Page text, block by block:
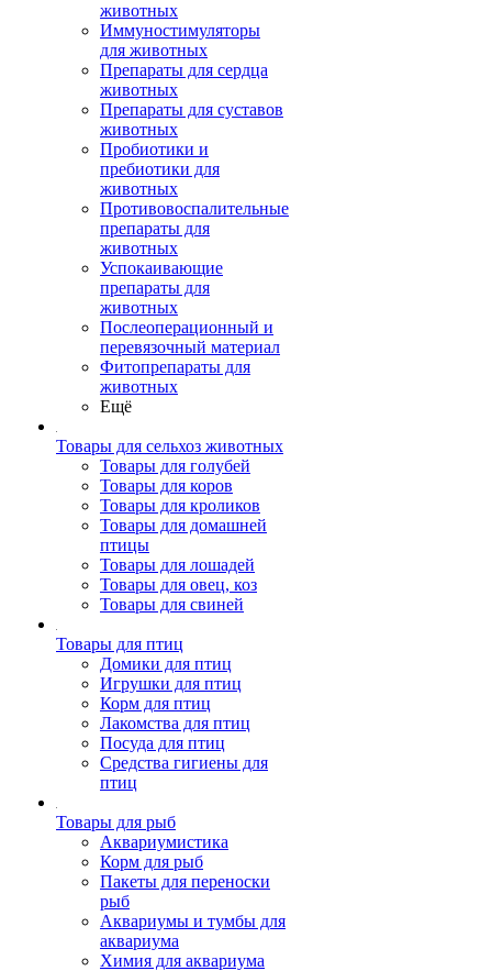
животных
Иммуностимуляторы
для животных
Препараты для сердца
животных
Препараты для суставов
животных
Пробиотики и
пребиотики для
животных
Противовоспалительные
препараты для
животных
Успокаивающие
препараты для
животных
Послеоперационный и
перевязочный материал
Фитопрепараты для
животных
Ещё
Товары для сельхоз животных
Товары для голубей
Товары для коров
Товары для кроликов
Товары для домашней
птицы
Товары для лошадей
Товары для овец, коз
Товары для свиней
Товары для птиц
Домики для птиц
Игрушки для птиц
Корм для птиц
Лакомства для птиц
Посуда для птиц
Средства гигиены для
птиц
Товары для рыб
Аквариумистика
Корм для рыб
Пакеты для переноски
рыб
Аквариумы и тумбы для
аквариума
Химия для аквариума